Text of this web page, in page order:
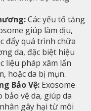
Các yếu tố tăng
giúp làm dịu,
đẩy quá trình chữa
da, đặc biệt hiệu
liệu pháp xâm lấn
hoặc da bị mụn.
Bảo Vệ: Exosome
bảo vệ da, giúp da
gây hại từ môi